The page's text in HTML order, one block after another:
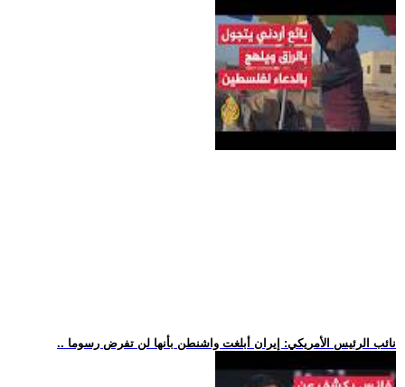
.. نائب الرئيس الأمريكي: إيران أبلغت واشنطن بأنها لن تفرض رسوما